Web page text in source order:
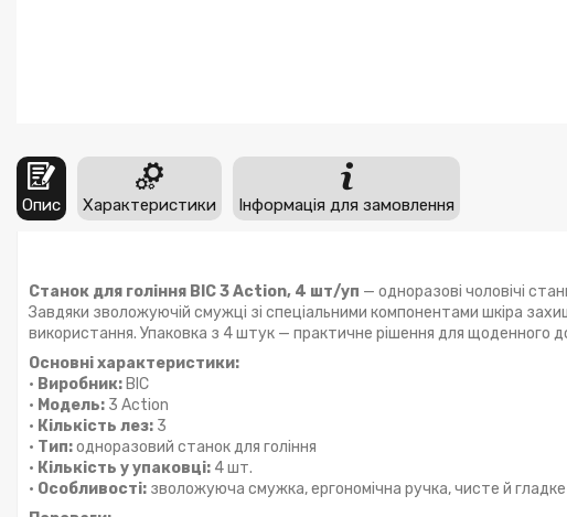
Опис Характеристики Інформація для замовлення
Станок для гоління BIC 3 Action, 4 шт/уп — одноразові чоловічі
Завдяки зволожуючій смужці зі спеціальними компонентами шкіра
використання. Упаковка з 4 штук — практичне рішення для щоденного
Основні характеристики:
• Виробник: BIC
• Модель: 3 Action
• Кількість лез: 3
• Тип:одноразовий станок для гоління
• Кількість у упаковці: 4 шт.
• Особливості: зволожуюча смужка, ергономічна ручка, чисте й гладке